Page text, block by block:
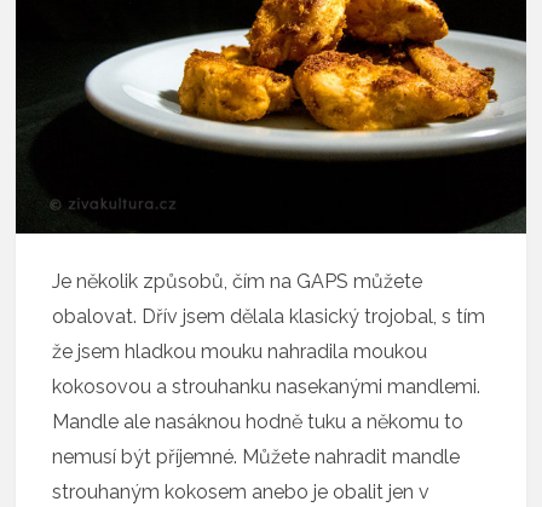
Je několik způsobů, čím na GAPS můžete
obalovat. Dřív jsem dělala klasický trojobal, s tím
že jsem hladkou mouku nahradila moukou
kokosovou a strouhanku nasekanými mandlemi.
Mandle ale nasáknou hodně tuku a někomu to
nemusí být příjemné. Můžete nahradit mandle
strouhaným kokosem anebo je obalit jen v